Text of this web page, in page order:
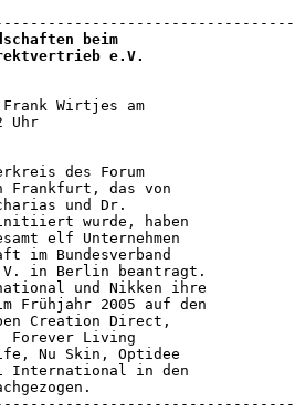
beim
e.V.
Wirtjes am
Uhr
des Forum
das von
und Dr.
wurde, haben
elf Unternehmen
im Bundesverband
in Berlin beantragt.
und Nikken ihre
Frühjahr 2005 auf den
Creation Direct,
Forever Living
Nu Skin, Optidee
International in den